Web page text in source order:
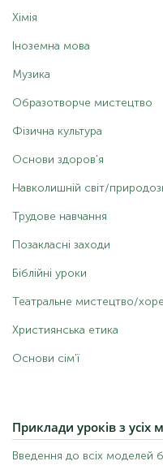
Хімія
Іноземна мова
Музика
Образотворче мистецтво
Фізична культура
Основи здоров'я
Навколишній світ/
Трудове навчання
Позакласні заходи
Біблійні уроки
Театральне мистецтво/
Християнська етика
Основи сім'ї
Приклади уроків з усіх
Введення до всіх моделей